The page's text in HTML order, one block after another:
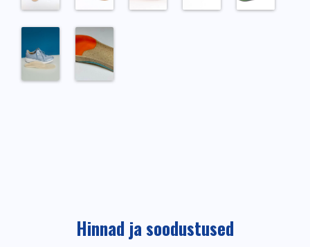
Hinnad ja soodustused